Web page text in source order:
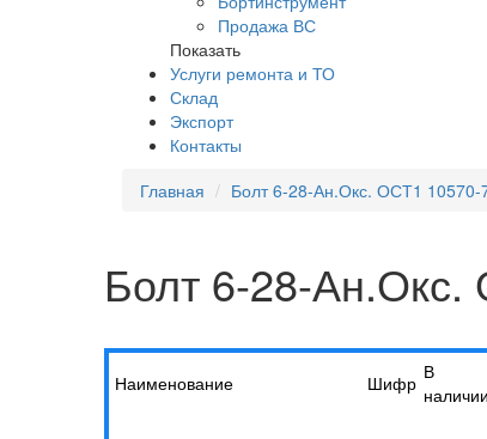
Продажа ВС
Показать
Услуги ремонта и ТО
Склад
Экспорт
Контакты
Главная
Болт 6-28-Ан.Окс. ОСТ1 10570-
Болт 6-28-
Наименование Шифр В
наличии